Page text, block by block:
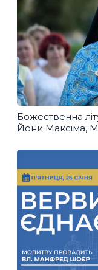
Божественна
Йони Максіма,